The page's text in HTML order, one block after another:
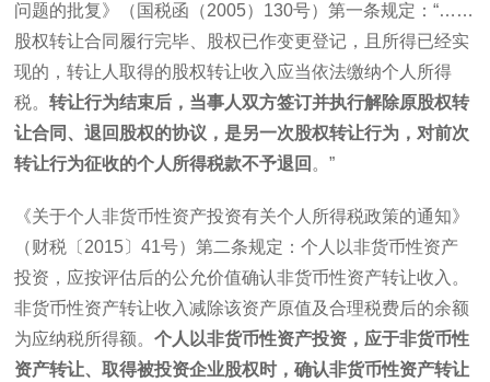
问题的批复》（国税函（2005） 130号）第一条规定：“……
股权转让合同履行完毕、股权已作变更登记，且所得已经实
现的，转让人取得的股权转让收入应当依法缴纳个人所得
税。转让行为结束后，当事人双方签订并执行解除原股权转
让合同、退回股权的协议，是另一次股权转让行为，对前次
转让行为征收的个人所得税款不予退回 。”
《关于个人非货币性资产投资有关个人所得税政策的通知》
（财税〔 2015〕41号）第二条规定：个人以非货币性资产
投资，应按评估后的公允价值确认非货币性资产转让收入。
非货币性资产转让收入减除该资产原值及合理税费后的余额
为应纳税所得额。个人以非货币性资产投资，应于非货币性
资产转让、取得被投资企业股权时，确认非货币性资产转让